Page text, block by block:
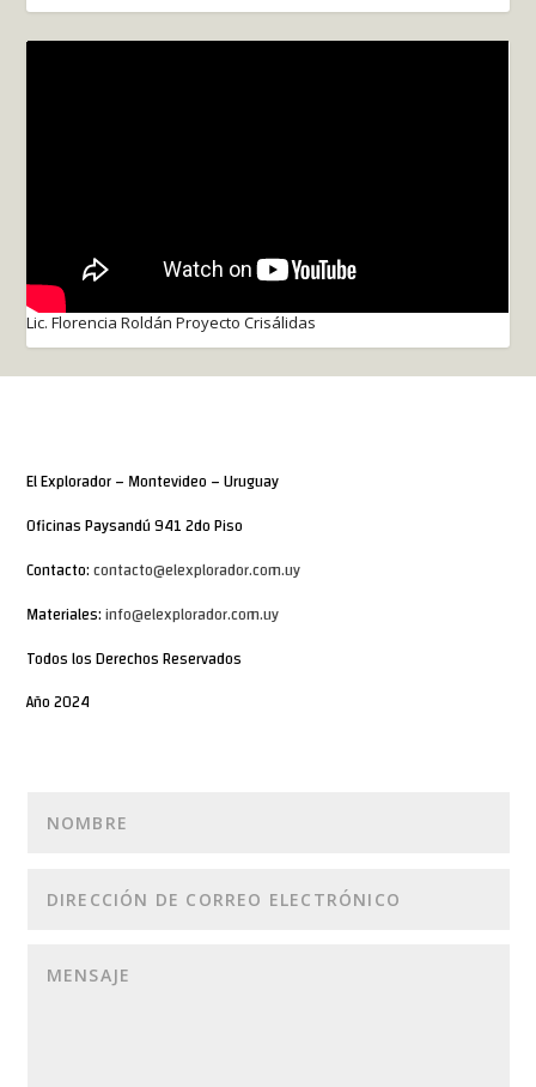
Lic. Florencia Roldán Proyecto Crisálidas
El Explorador – Montevideo – Uruguay
Oficinas Paysandú 941 2do Piso
Contacto:contacto@elexplorador.com.uy
Materiales:info@elexplorador.com.uy
Todos los Derechos Reservados
Año 2024